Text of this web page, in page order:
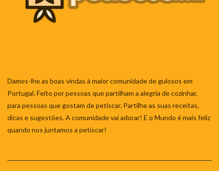
Damos-lhe as boas vindas à maior comunidade de gulosos em
Portugal. Feito por pessoas que partilham a alegria de cozinhar,
para pessoas que gostam de petiscar. Partilhe as suas receitas,
dicas e sugestões. A comunidade vai adorar! E o Mundo é mais feliz
quando nos juntamos a petiscar!